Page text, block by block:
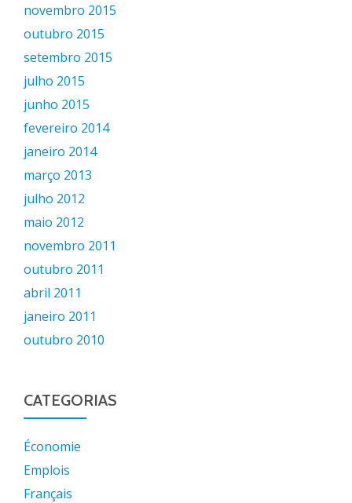
novembro 2015
outubro 2015
setembro 2015
julho 2015
junho 2015
fevereiro 2014
janeiro 2014
março 2013
julho 2012
maio 2012
novembro 2011
outubro 2011
abril 2011
janeiro 2011
outubro 2010
CATEGORIAS
Économie
Emplois
Français